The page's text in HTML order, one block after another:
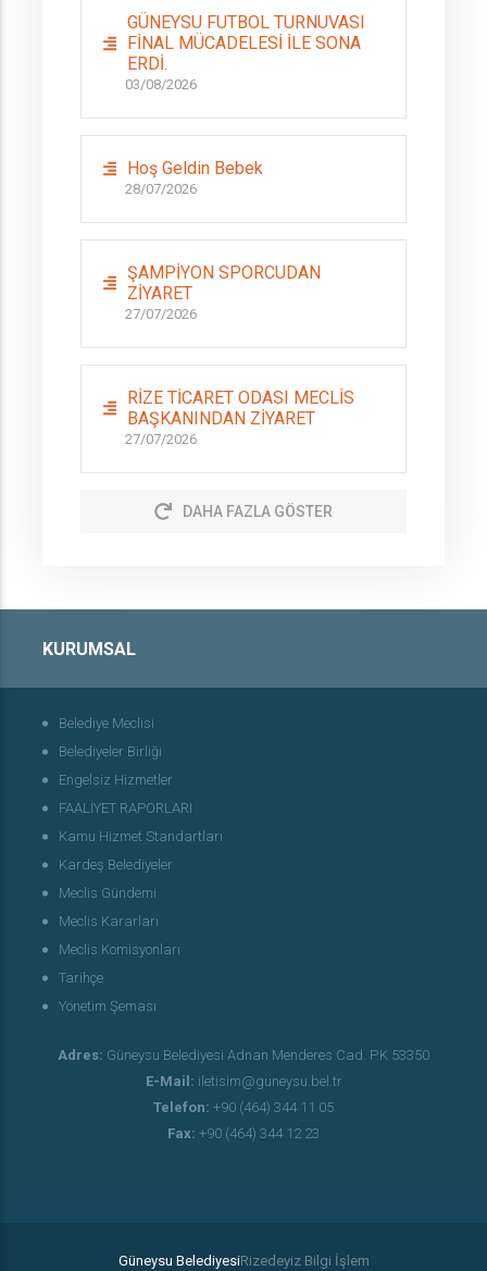
GÜNEYSU FUTBOL TURNUVASI
FİNAL MÜCADELESİ İLE SONA
ERDİ.
03/08/2026
Hoş Geldin Bebek
28/07/2026
ŞAMPİYON SPORCUDAN
ZİYARET
27/07/2026
RİZE TİCARET ODASI MECLİS
BAŞKANINDAN ZİYARET
27/07/2026
DAHA FAZLA GÖSTER
KURUMSAL
Belediye Meclisi
Belediyeler Birliği
Engelsiz Hizmetler
FAALİYET RAPORLARI
Kamu Hizmet Standartları
Kardeş Belediyeler
Meclis Gündemi
Meclis Kararları
Meclis Komisyonları
Tarihçe
Yönetim Şeması
Adres: Güneysu Belediyesi Adnan Menderes Cad. P.K 53350
E-Mail: iletisim@guneysu.bel.tr
Telefon: +90 (464) 344 11 05
Fax: +90 (464) 344 12 23
Güneysu BelediyesiRizedeyiz Bilgi İşlem